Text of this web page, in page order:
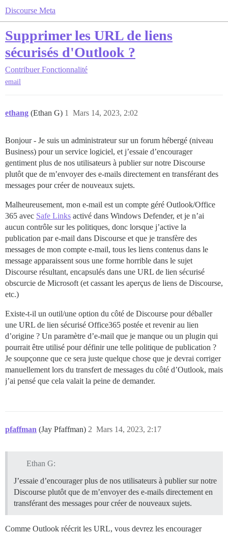
Discourse Meta
Supprimer les URL de liens
sécurisés d'Outlook ?
Contribuer Fonctionnalité
email
ethang (Ethan G) Mars 14, 2023, 2:02
1
Bonjour - Je suis un administrateur sur un forum hébergé (niveau
Business) pour un service logiciel, et j’essaie d’encourager
gentiment plus de nos utilisateurs à publier sur notre Discourse
plutôt que de m’envoyer des e-mails directement en transférant des
messages pour créer de nouveaux sujets.
Malheureusement, mon e-mail est un compte géré Outlook/Office
365 avec Safe Links activé dans Windows Defender, et je n’ai
aucun contrôle sur les politiques, donc lorsque j’active la
publication par e-mail dans Discourse et que je transfère des
messages de mon compte e-mail, tous les liens contenus dans le
message apparaissent sous une forme horrible dans le sujet
Discourse résultant, encapsulés dans une URL de lien sécurisé
obscurcie de Microsoft (et cassant les aperçus de liens de Discourse,
etc.)
Existe-t-il un outil/une option du côté de Discourse pour déballer
une URL de lien sécurisé Office365 postée et revenir au lien
d’origine ? Un paramètre d’e-mail que je manque ou un plugin qui
pourrait être utilisé pour définir une telle politique de publication ?
Je soupçonne que ce sera juste quelque chose que je devrai corriger
manuellement lors du transfert de messages du côté d’Outlook, mais
j’ai pensé que cela valait la peine de demander.
pfaffman (Jay Pfaffman) Mars 14, 2023, 2:17
2
Ethan G:
J’essaie d’encourager plus de nos utilisateurs à publier sur notre
Discourse plutôt que de m’envoyer des e-mails directement en
transférant des messages pour créer de nouveaux sujets.
Comme Outlook réécrit les URL, vous devrez les encourager